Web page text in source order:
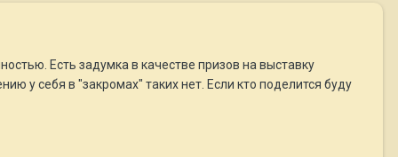
Есть задумка в качестве призов на выставку
у себя в "закромах" таких нет. Если кто поделится буду